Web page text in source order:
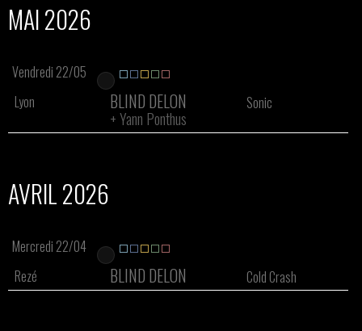
MAI 2026
Vendredi 22/05
Lyon
BLIND DELON
+ Yann Ponthus
Sonic
AVRIL 2026
Mercredi 22/04
Rezé
BLIND DELON Cold Crash